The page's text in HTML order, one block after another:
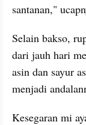
santanan,"
Selain bakso,
dari jauh hari
asin dan sayur
menjadi
Kesegaran mi